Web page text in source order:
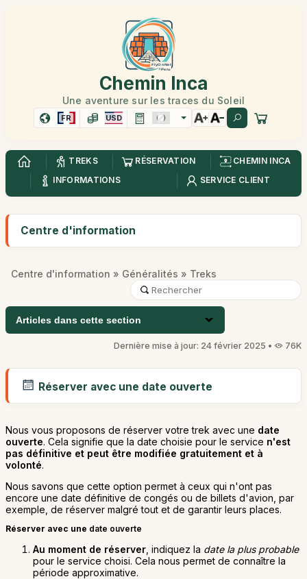
Chemin Inca
Une aventure sur les traces du Soleil
FR USD
TREKS RÉSERVATION
CHEMIN INCA
INFORMATIONS
SERVICE CLIENT
Centre d'information
Centre d'information » Généralités » Treks
Articles dans cette section
Dernière mise à jour: 24 février 2025 • 76K
Réserver avec une date ouverte
Nous vous proposons de réserver votre trek avec une date
ouverte. Cela signifie que la date choisie pour le service n'est
pas définitive et peut être modifiée gratuitement et à
volonté.
Nous savons que cette option permet à ceux qui n'ont pas
encore une date définitive de congés ou de billets d'avion, par
exemple, de réserver malgré tout et de garantir leurs places.
Réserver avec une date ouverte
Au moment de réserver , indiquez la date la plus probable
pour le service choisi. Cela nous permet de connaître la
période approximative.